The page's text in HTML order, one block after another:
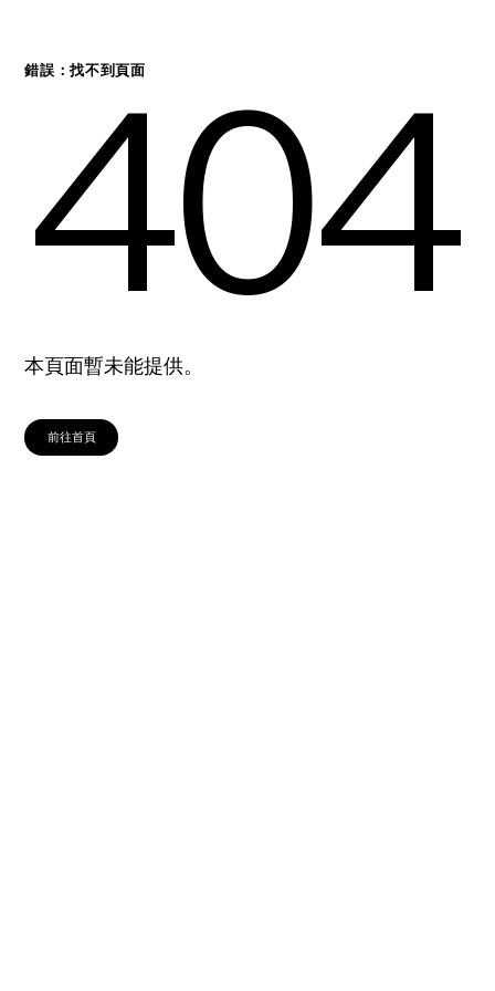
錯誤：找不到頁面
404
本頁面暫未能提供。
前往首頁